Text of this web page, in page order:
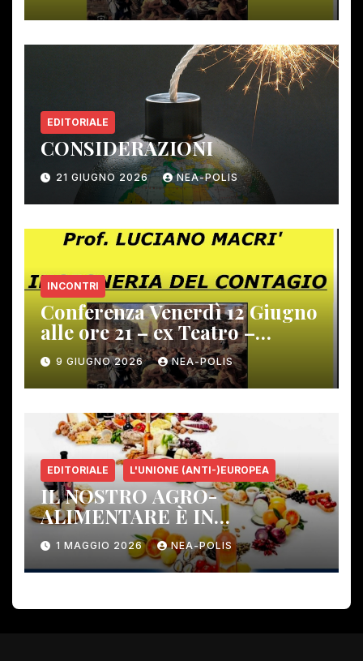
EDITORIALE
CONSIDERAZIONI
21 GIUGNO 2026 NEA-POLIS
INCONTRI
Conferenza Venerdì 12 Giugno
alle ore 21 – ex Teatro –
Gambassi Terme –
9 GIUGNO 2026 NEA-POLIS
EDITORIALE L'UNIONE (ANTI-)EUROPEA
IL NOSTRO AGRO-
ALIMENTARE È IN
PERICOLO!
1 MAGGIO 2026 NEA-POLIS